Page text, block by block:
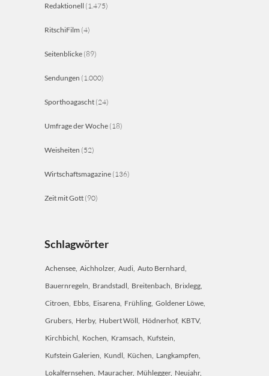
Redaktionell (1.475)
RitschiFilm (4)
Seitenblicke (89)
Sendungen (1.000)
Sporthoagascht (24)
Umfrage der Woche (18)
Weisheiten (52)
Wirtschaftsmagazine (136)
Zeit mit Gott (90)
Schlagwörter
Achensee Aichholzer Audi Auto Bernhard
Bauernregeln Brandstadl Breitenbach Brixlegg
Citroen Ebbs Eisarena Frühling Goldener Löwe
Grubers Herby Hubert Wöll Hödnerhof KBTV
Kirchbichl Kochen Kramsach Kufstein
Kufstein Galerien Kundl Küchen Langkampfen
Lokalfernsehen Mauracher Mühlegger Neujahr